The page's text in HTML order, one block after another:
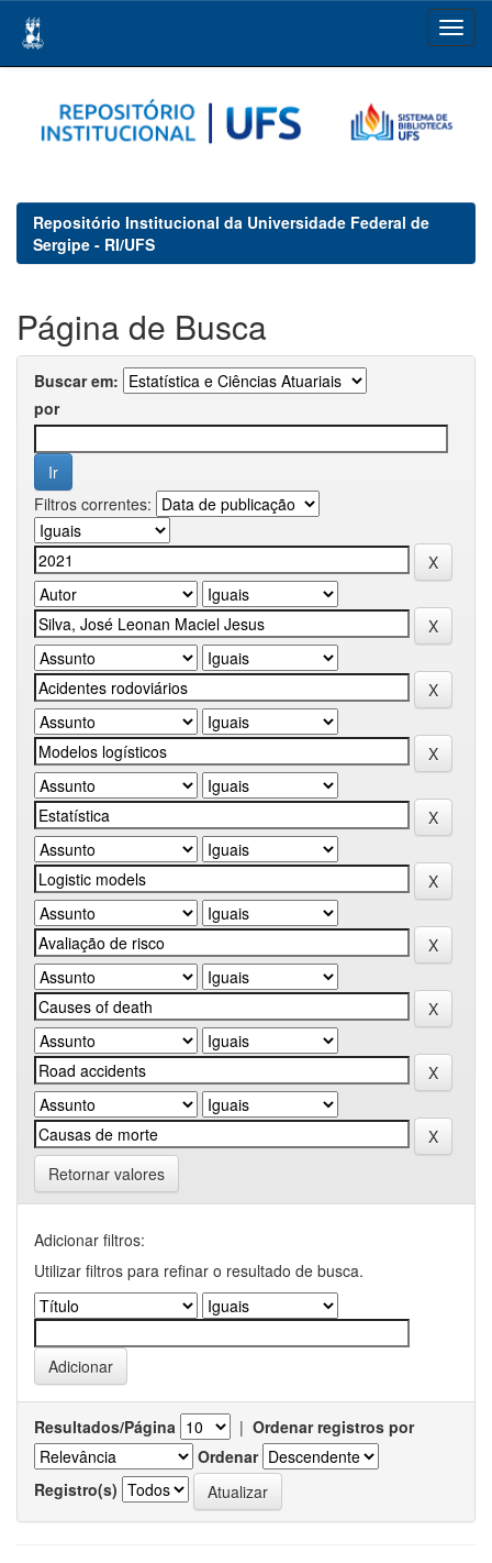
navigation
Repositório Institucional da Universidade Federal de
Sergipe - RI/UFS
Página de Busca
Buscar em:
por
Filtros correntes:
Retornar valores
Adicionar filtros:
Utilizar filtros para refinar o resultado de busca.
Resultados/Página | Ordenar registros por
Ordenar
Registro(s)